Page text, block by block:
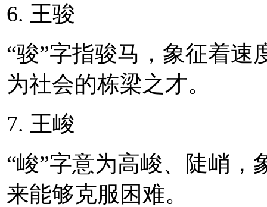
6. 王骏
“骏”字指骏马，象征着
为社会的栋梁之才。
7. 王峻
“峻”字意为高峻、陡峭
来能够克服困难。